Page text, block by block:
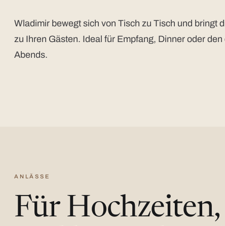
Wladimir bewegt sich von Tisch zu Tisch und bringt
zu Ihren Gästen. Ideal für Empfang, Dinner oder
Abends.
ANLÄSSE
Für